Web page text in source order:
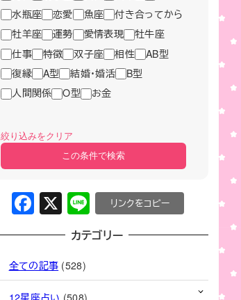
水瓶座
恋愛 魚座
付き合ってから
牡羊座
運勢 愛情表現
牡牛座
仕事
特徴 双子座 相性
AB型
復縁
A型 結婚・婚活
B型
人間関係
O型 お金
絞り込みをクリア
この条件で検索
F
a
e
b
X Li
n
e
C
o
カテゴリー
全ての記事 (528)